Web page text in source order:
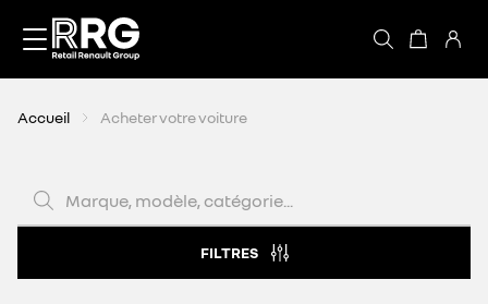
Accueil Acheter votre voiture
FILTRES